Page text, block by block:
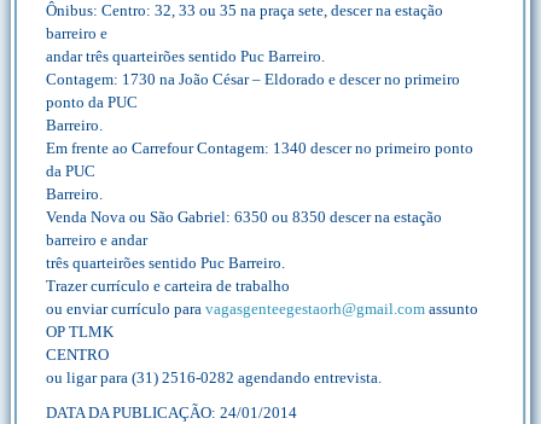
Ônibus: Centro: 32, 33 ou 35 na praça sete, descer na estação
barreiro e
andar três quarteirões sentido Puc Barreiro.
Contagem: 1730 na João César – Eldorado e descer no primeiro
ponto da PUC
Barreiro.
Em frente ao Carrefour Contagem: 1340 descer no primeiro ponto
da PUC
Barreiro.
Venda Nova ou São Gabriel: 6350 ou 8350 descer na estação
barreiro e andar
três quarteirões sentido Puc Barreiro.
Trazer currículo e carteira de trabalho
ou enviar currículo para vagasgenteegestaorh@gmail.com assunto
OP TLMK
CENTRO
ou ligar para (31) 2516-0282 agendando entrevista.
DATA DA PUBLICAÇÃO: 24/01/2014